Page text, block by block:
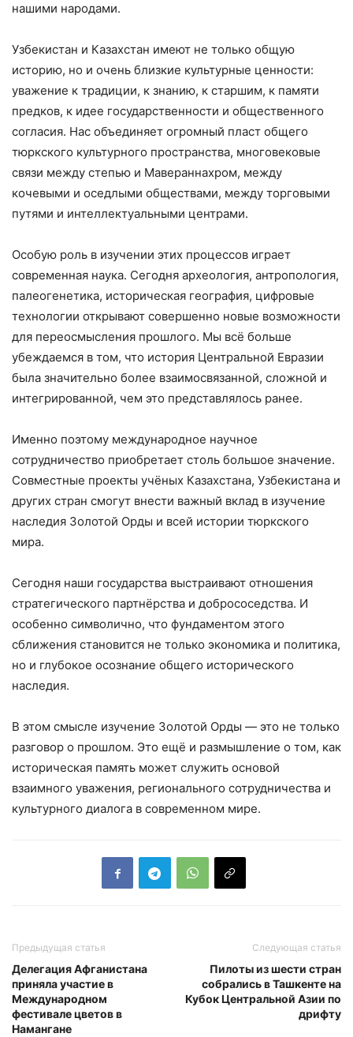
нашими народами.
Узбекистан и Казахстан имеют не только общую
историю, но и очень близкие культурные ценности:
уважение к традиции, к знанию, к старшим, к памяти
предков, к идее государственности и общественного
согласия. Нас объединяет огромный пласт общего
тюркского культурного пространства, многовековые
связи между степью и Мавераннахром, между
кочевыми и оседлыми обществами, между торговыми
путями и интеллектуальными центрами.
Особую роль в изучении этих процессов играет
современная наука. Сегодня археология, антропология,
палеогенетика, историческая география, цифровые
технологии открывают совершенно новые возможности
для переосмысления прошлого. Мы всё больше
убеждаемся в том, что история Центральной Евразии
была значительно более взаимосвязанной, сложной и
интегрированной, чем это представлялось ранее.
Именно поэтому международное научное
сотрудничество приобретает столь большое значение.
Совместные проекты учёных Казахстана, Узбекистана и
других стран смогут внести важный вклад в изучение
наследия Золотой Орды и всей истории тюркского
мира.
Сегодня наши государства выстраивают отношения
стратегического партнёрства и добрососедства. И
особенно символично, что фундаментом этого
сближения становится не только экономика и политика,
но и глубокое осознание общего исторического
наследия.
В этом смысле изучение Золотой Орды — это не только
разговор о прошлом. Это ещё и размышление о том, как
историческая память может служить основой
взаимного уважения, регионального сотрудничества и
культурного диалога в современном мире.
Предыдущая статья
Делегация Афганистана
приняла участие в
Международном
фестивале цветов в
Намангане
Следующая статья
Пилоты из шести стран
собрались в Ташкенте на
Кубок Центральной Азии по
дрифту